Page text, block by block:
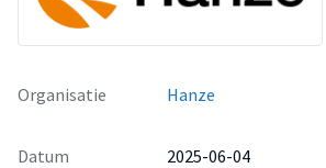
Organisatie Hanze
Datum
2025-06-04